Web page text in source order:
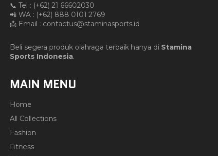
📞 Tel : (+62) 21 66602030
📲 WA : (+62) 888 0101 2769
📩 Email : contactus@staminasports.id
Beli segera produk olahraga terbaik hanya di Stamina
Sports Indonesia.
MAIN MENU
Home
All Collections
Fashion
Fitness